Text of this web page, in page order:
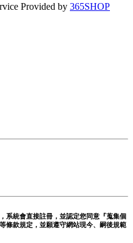
Provided by 365SHOP
系統會直接註冊，並認定您同意『蒐集個
條款規定，並願遵守網站現今、嗣後規範